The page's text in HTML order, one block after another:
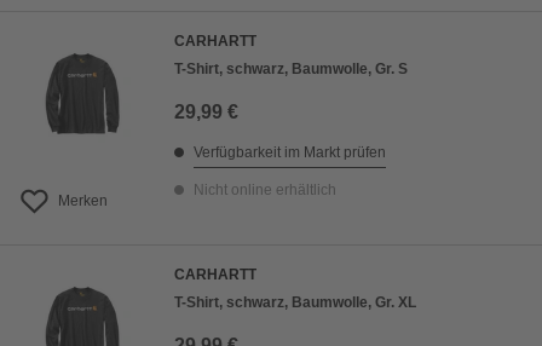
Merken
CARHARTT
T-Shirt, schwarz, Baumwolle, Gr. S
29,99 €
Verfügbarkeit im Markt prüfen
Nicht online erhältlich
CARHARTT
T-Shirt, schwarz, Baumwolle, Gr. XL